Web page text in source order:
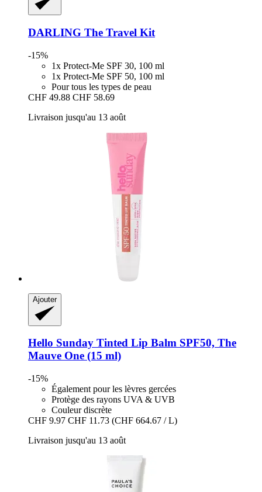
DARLING The Travel Kit
-15%
1x Protect-Me SPF 30, 100 ml
1x Protect-Me SPF 50, 100 ml
Pour tous les types de peau
CHF 49.88 CHF 58.69
Livraison jusqu'au 13 août
Ajouter
Hello Sunday Tinted Lip Balm SPF50, The
Mauve One (15 ml)
-15%
Également pour les lèvres gercées
Protège des rayons UVA & UVB
Couleur discrète
CHF 9.97 CHF 11.73 (CHF 664.67 / L)
Livraison jusqu'au 13 août